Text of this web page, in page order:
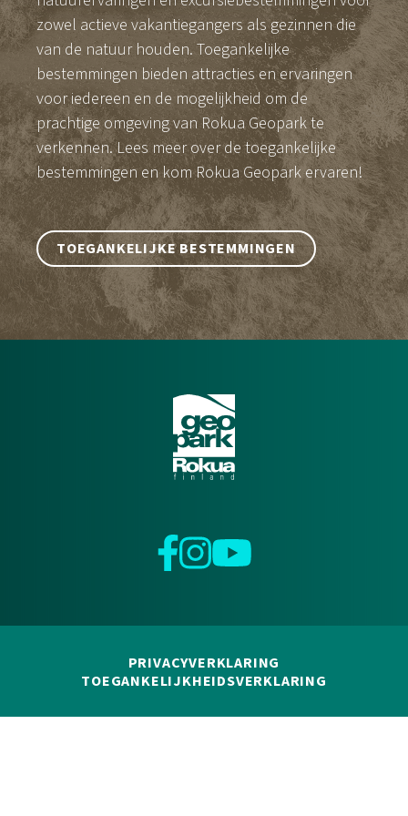
zowel actieve vakantiegangers als gezinnen die
van de natuur houden. Toegankelijke
bestemmingen bieden attracties en ervaringen
voor iedereen en de mogelijkheid om de
prachtige omgeving van Rokua Geopark te
verkennen. Lees meer over de toegankelijke
bestemmingen en kom Rokua Geopark ervaren!
TOEGANKELIJKE BESTEMMINGEN
Facebook
InstagramYouTube
PRIVACYVERKLARING
TOEGANKELIJKHEIDSVERKLARING